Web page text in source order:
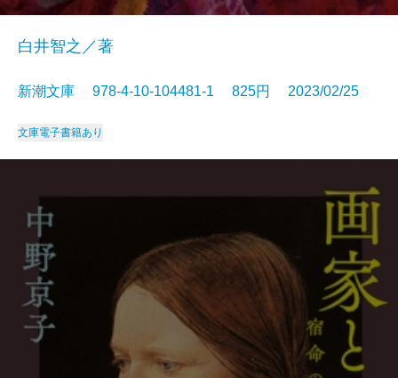
白井智之／著
新潮文庫 978-4-10-104481-1 825円 2023/02/25
文庫電子書籍あり